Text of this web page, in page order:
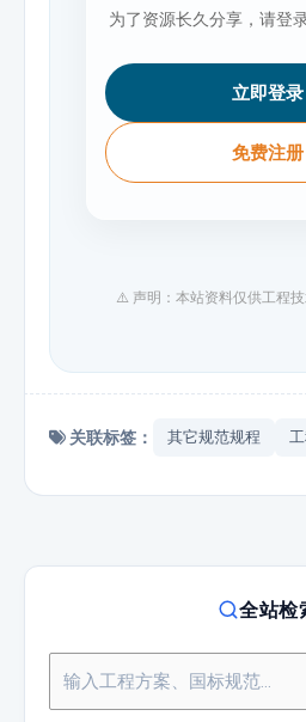
为了资源长久分享，请登
立即登录
免费注册
⚠️ 声明：本站资料仅供工程
关联标签： 其它规范规程
全站检